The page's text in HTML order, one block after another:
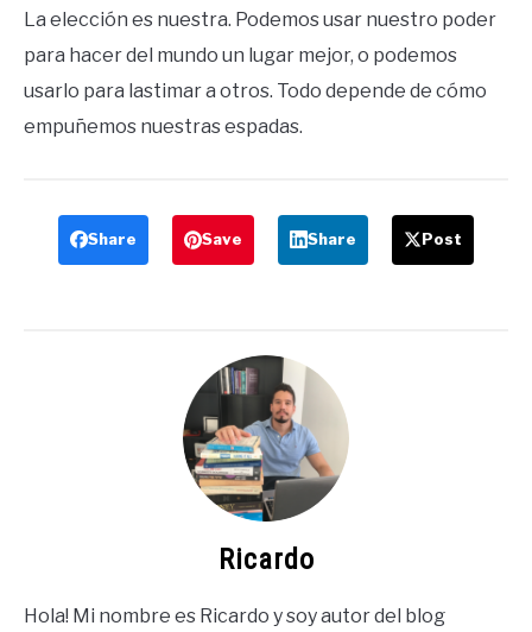
La elección es nuestra. Podemos usar nuestro poder
para hacer del mundo un lugar mejor, o podemos
usarlo para lastimar a otros. Todo depende de cómo
empuñemos nuestras espadas.
Share Save Share Post
Ricardo
Hola! Mi nombre es Ricardo y soy autor del blog